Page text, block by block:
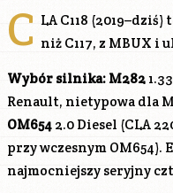
C LA C118
niż C117, z MBUX i
Wybór silnika: M282
Renault, nietypowa dla
OM654 2.0 Diesel (CLA
przy wczesnym OM654).
najmocniejszy seryjny